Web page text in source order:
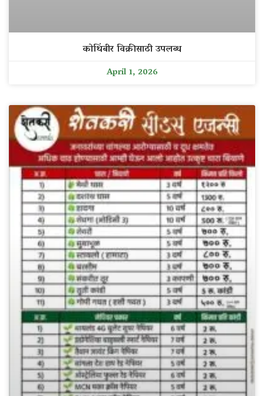
कोथिंबीर विक्रीसाठी उपलब्ध
April 1, 2026